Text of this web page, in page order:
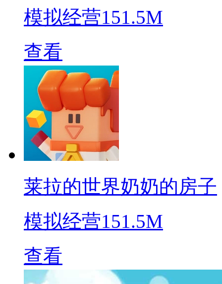
模拟经营151.5M
查看
莱拉的世界奶奶的房子
模拟经营151.5M
查看